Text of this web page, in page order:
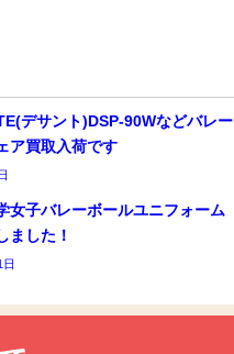
デサント)DSP-90Wなどバレー
ア買取入荷です
女子バレーボールユニフォーム
ました！